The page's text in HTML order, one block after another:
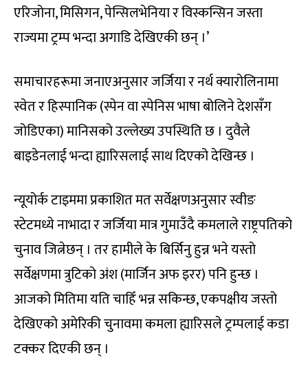
एरिजोना, मिसिगन, पेन्सिलभेनिया र विस्कन्सिन जस्ता
राज्यमा ट्रम्प भन्दा अगाडि देखिएकी छन् ।’
समाचारहरूमा जनाएअनुसार जर्जिया र नर्थ क्यारोलिनामा
स्वेत र हिस्पानिक (स्पेन वा स्पेनिस भाषा बोलिने देशसँग
जोडिएका) मानिसको उल्लेख्य उपस्थिति छ । दुवैले
बाइडेनलाई भन्दा ह्यारिसलाई साथ दिएको देखिन्छ ।
न्यूयोर्क टाइममा प्रकाशित मत सर्वेक्षणअनुसार स्वीङ
स्टेटमध्ये नाभादा र जर्जिया मात्र गुमाउँदै कमलाले राष्ट्रपतिको
चुनाव जित्नेछन् । तर हामीले के बिर्सिनु हुन्न भने यस्तो
सर्वेक्षणमा त्रुटिको अंश (मार्जिन अफ इरर) पनि हुन्छ ।
आजको मितिमा यति चाहिँ भन्न सकिन्छ, एकपक्षीय जस्तो
देखिएको अमेरिकी चुनावमा कमला ह्यारिसले ट्रम्पलाई कडा
टक्कर दिएकी छन् ।